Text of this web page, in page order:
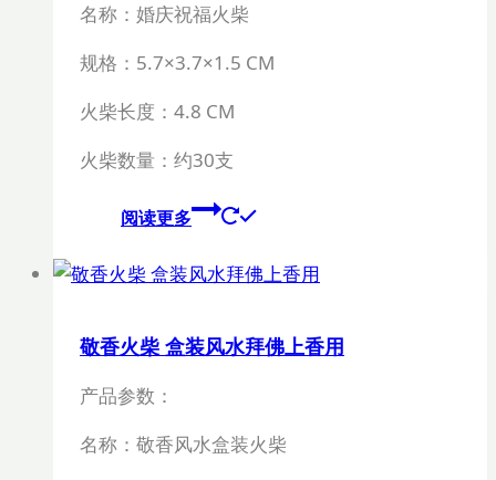
名称：婚庆祝福火柴
规格：5.7×3.7×1.5 CM
火柴长度： 4.8 CM
火柴数量：约30支
阅读更多
敬香火柴 盒装风水拜佛上香用
产品参数：
名称：敬香风水盒装火柴